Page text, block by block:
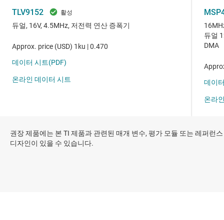
권장 제품에는 본 TI 제품과 관련된 매개 변수, 평가 모듈 또는 레퍼런스
디자인이 있을 수 있습니다.